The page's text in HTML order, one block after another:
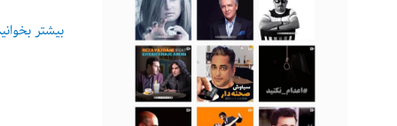
بامزه
بیشتر